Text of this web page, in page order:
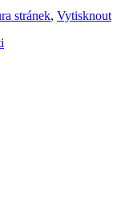
stránek, Vytisknout